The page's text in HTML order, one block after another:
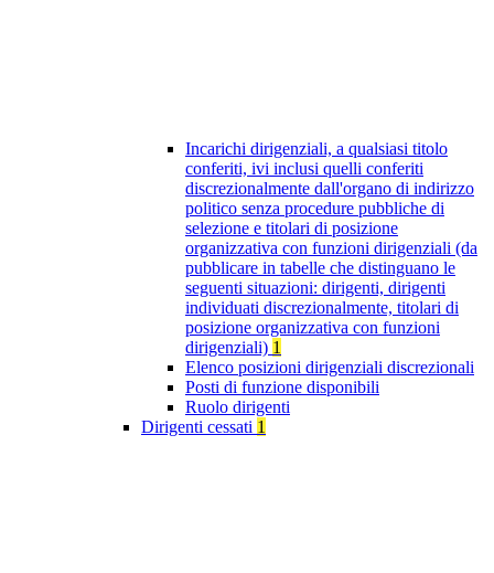
Incarichi dirigenziali, a qualsiasi titolo
conferiti, ivi inclusi quelli conferiti
discrezionalmente dall'organo di indirizzo
politico senza procedure pubbliche di
selezione e titolari di posizione
organizzativa con funzioni dirigenziali (da
pubblicare in tabelle che distinguano le
seguenti situazioni: dirigenti, dirigenti
individuati discrezionalmente, titolari di
posizione organizzativa con funzioni
dirigenziali) 1
Elenco posizioni dirigenziali discrezionali
Posti di funzione disponibili
Ruolo dirigenti
Dirigenti cessati 1